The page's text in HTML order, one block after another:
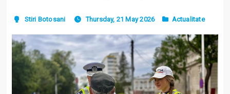
Stiri Botosani Thursday, 21 May 2026 Actualitate